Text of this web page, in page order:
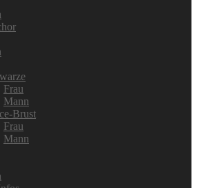
Frau
Mann
Brust
Frau
Mann